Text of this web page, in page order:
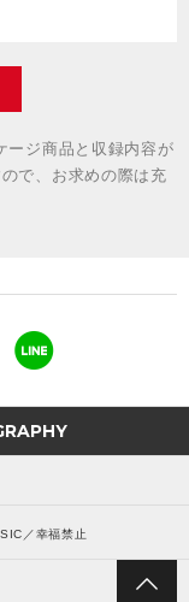
ージ商品と収録内容が
で、お求めの際は充
／幸福禁止